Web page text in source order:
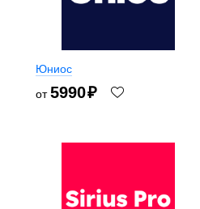
Юниос
от5990₽